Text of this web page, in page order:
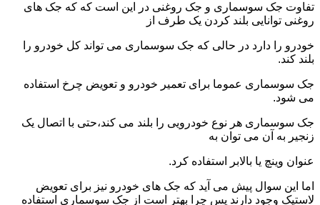
تفاوت جک سوسماری و جک روغنی در این است که که جک های
روغنی توانایی بلند کردن یک طرف از
خودرو را دارد در حالی که جک سوسماری می تواند کل خودرو را
بلند کند.
جک سوسماری عموما برای تعمیر خودرو و تعویض چرخ استفاده
می شود.
جک سوسماری هر نوع خودرویی را بلند می کند،حتی با اتصال یک
زنجیر به آن می توان به
عنوان وینچ یا بالابر استفاده کرد.
اما این سوال پیش می آید که جک های خودرو نیز برای تعویض
لاستیک وجود دارند پس چرا بهتر است از جک سوسماری استفاده